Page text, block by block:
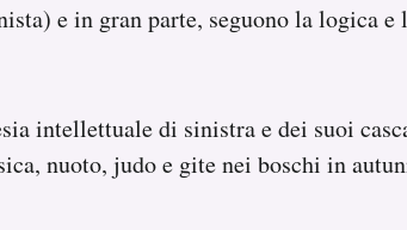
e in gran parte, seguono la logica e
intellettuale di sinistra e dei suoi
nuoto, judo e gite nei boschi in